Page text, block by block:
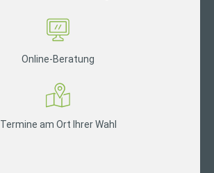
Online-Beratung
Termine am Ort Ihrer Wahl